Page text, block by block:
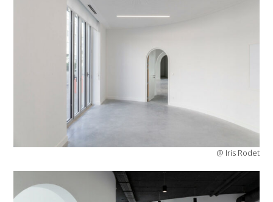
@ Iris Rodet